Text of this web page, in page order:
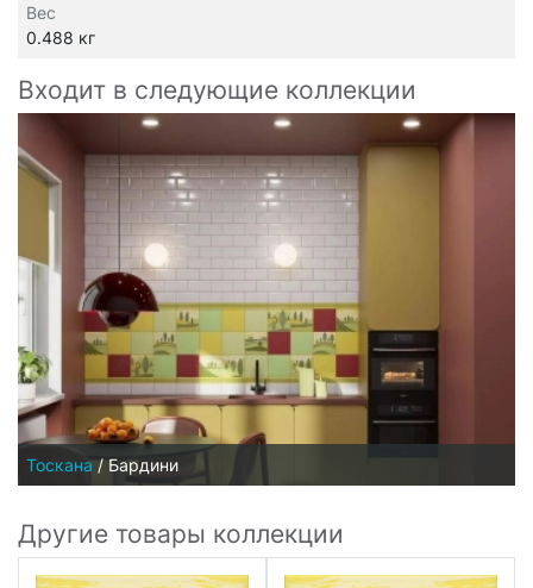
Вес
0.488 кг
Входит в следующие коллекции
Тоскана / Бардини
Другие товары коллекции